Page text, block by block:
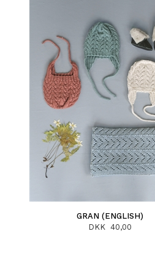
GRAN (ENGLISH)
DKK 40,00